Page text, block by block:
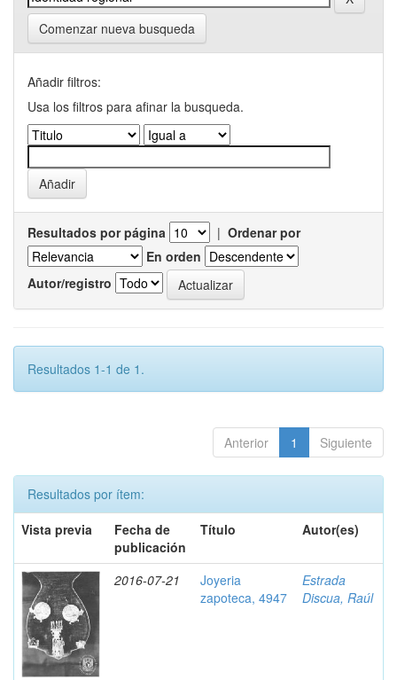
Comenzar nueva busqueda
Añadir filtros:
Usa los filtros para afinar la busqueda.
Resultados por página | Ordenar por
En orden
Autor/registro
Resultados 1-1 de 1.
Anterior 1 Siguiente
Resultados por ítem:
Vista previa
Fecha de
publicación
Título Autor(es)
2016-07-21
Joyeria
zapoteca, 4947
Estrada
Discua, Raúl